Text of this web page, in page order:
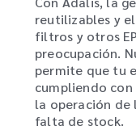
reutilizables y
filtros y otros
preocupación.
permite que tu
cumpliendo
la operación de
falta de stock.